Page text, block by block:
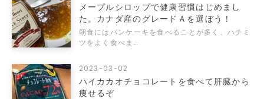
メープルシロップで健康習慣はじめまし
た。カナダ産のグレードＡを選ぼう！
朝食にはパンケーキを食べることが多く、ハチミ
ツをよく食べま…
2023-03-02
ハイカカオチョコレートを食べて肝臓から
痩せるぞ